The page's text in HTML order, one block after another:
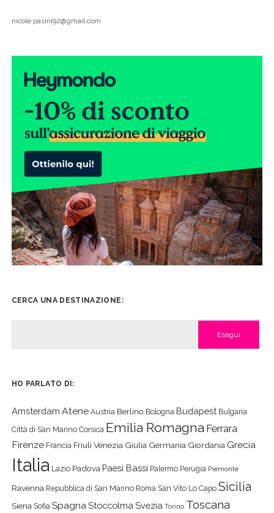
nicole.pasini92@gmail.com
CERCA UNA DESTINAZIONE:
HO PARLATO DI:
Amsterdam Atene Austria Berlino Bologna Budapest Bulgaria
Città di San Marino Corsica Emilia Romagna Ferrara
Firenze Francia Friuli Venezia Giulia Germania Giordania Grecia
Italia Lazio Padova Paesi Bassi Palermo Perugia Piemonte
Ravenna Repubblica di San Marino Roma San Vito Lo Capo Sicilia
Siena Sofia SpagnaStoccolma Svezia Torino Toscana